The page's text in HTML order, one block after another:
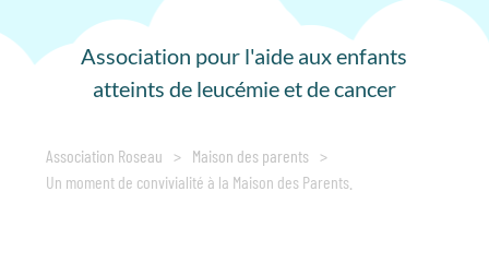
Association pour l'aide aux enfants
atteints de leucémie et de cancer
Association Roseau > Maison des parents >
Un moment de convivialité à la Maison des Parents.